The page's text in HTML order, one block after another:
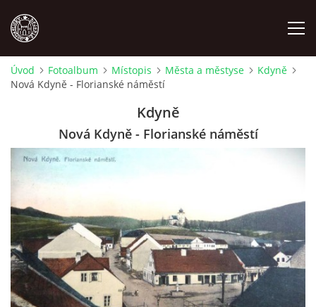
MÍSTOPIS
NÁRODOPIS
OSOBNOSTI
OSTATNÍ
ODKAZY
O NÁS
Úvod Fotoalbum Místopis Města a městyse
Kdyně
Nová Kdyně - Florianské náměstí
Kdyně
Nová Kdyně - Florianské náměstí